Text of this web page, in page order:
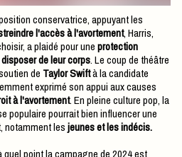
l'accès à l'avortement, Harris,
a plaidé pour uneprotection
de leur corps. Le coup de théâtre
de Taylor Swiftà la candidate
exprimé son appui aux causes
à l'avortement. En pleine culture pop, la
populaire pourrait bien influencer une
notamment lesjeunes et les indécis.
point la campagne de 2024 est